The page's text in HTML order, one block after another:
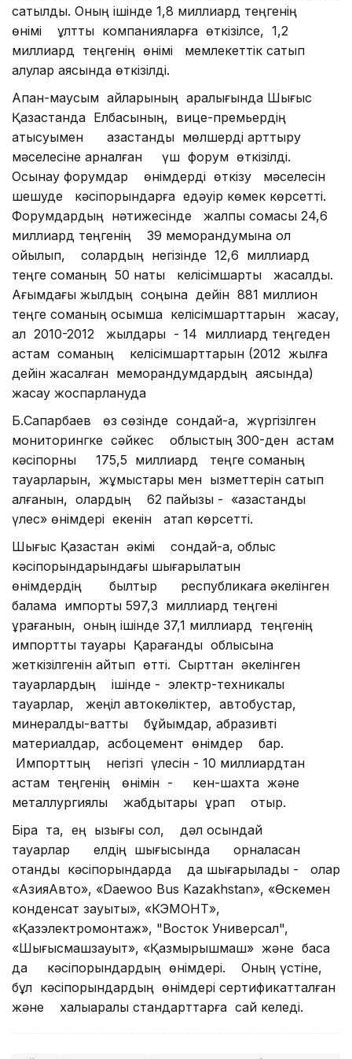
сатылды. Оның ішінде 1,8 миллиард теңгенің
өнімі ұлттық компанияларға өткізілсе, 1,2
миллиард теңгенің өнімі мемлекеттік сатып
алулар аясында өткізілді.
Ақпан-маусым айларының аралығында Шығыс
Қазақстанда Елбасының, вице-премьердің
қатысуымен қазақстандық мөлшерді арттыру
мәселесіне арналған үш форум өткізілді.
Осынау форумдар өнімдерді өткізу мәселесін
шешуде кәсіпорындарға едәуір көмек көрсетті.
Форумдардың нәтижесінде жалпы сомасы 24,6
миллиард теңгенің 39 меморандумына қол
қойылып, солардың негізінде 12,6 миллиард
теңге соманың 50 нақты келісімшарты жасалды.
Ағымдағы жылдың соңына дейін 881 миллион
теңге соманың қосымша келісімшарттарын жасау,
ал 2010-2012 жылдары - 14 миллиард теңгеден
астам соманың келісімшарттарын (2012 жылға
дейін жасалған меморандумдардың аясында)
жасау жоспарлануда
Б.Сапарбаев өз сөзінде сондай-ақ, жүргізілген
мониторингке сәйкес облыстың 300-ден астам
кәсіпорны 175,5 миллиард теңге соманың
тауарларын, жұмыстары мен қызметтерін сатып
алғанын, олардың 62 пайызы - «қазақстандық
үлес» өнімдері екенін атап көрсетті.
Шығыс Қазақстан әкімі сондай-ақ, облыс
кәсіпорындарындағы шығарылатын
өнімдердің былтыр республикаға әкелінген
балама импорты 597,3 миллиард теңгені
құрағанын, оның ішінде 37,1 миллиард теңгенің
импорттық тауары Қарағанды облысына
жеткізілгенін айтып өтті. Сырттан әкелінген
тауарлардың ішінде - электр-техникалық
тауарлар, жеңіл автокөліктер, автобустар,
минералдық-ваттық бұйымдар, абразивті
материалдар, асбоцемент өнімдер бар.
Импорттың негізгі үлесін - 10 миллиардтан
астам теңгенің өнімін - кен-шахта және
металлургиялық жабдықтары құрап отыр.
Бірақ та, ең қызығы сол, дәл осындай
тауарлар елдің шығысында орналасқан
отандық кәсіпорындарда да шығарылады - олар
«АзияАвто», «Daewoo Bus Kazakhstan», «Өскемен
конденсат зауыты», «КЭМОНТ»,
«Қазэлектромонтаж», "Восток Универсал",
«Шығысмашзауыт», «Қазмырышмаш» және басқа
да кәсіпорындардың өнімдері. Оның үстіне,
бұл кәсіпорындардың өнімдері сертификатталған
және халықаралық стандарттарға сай келеді.